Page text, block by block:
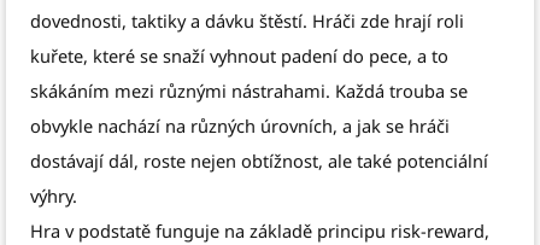
dovednosti, taktiky a dávku štěstí. Hráči zde hrají roli
kuřete, které se snaží vyhnout padení do pece, a to
skákáním mezi různými nástrahami. Každá trouba se
obvykle nachází na různých úrovních, a jak se hráči
dostávají dál, roste nejen obtížnost, ale také potenciální
výhry.
Hra v podstatě funguje na základě principu risk-reward,